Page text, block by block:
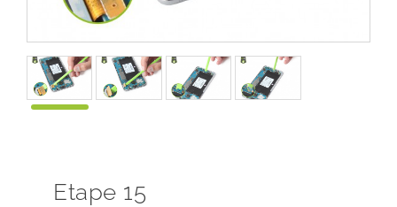
Etape 15